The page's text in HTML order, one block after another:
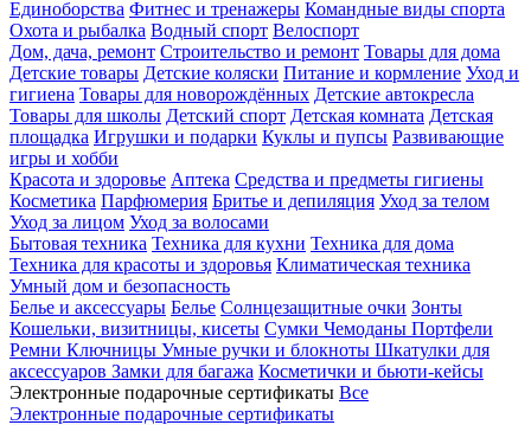
Единоборства Фитнес и тренажеры Командные виды спорта
Охота и рыбалка Водный спорт Велоспорт
Дом, дача, ремонт Строительство и ремонт Товары для дома
Детские товары Детские коляски Питание и кормление Уход и
гигиена Товары для новорождённых Детские автокресла
Товары для школы Детский спорт Детская комната Детская
площадка Игрушки и подарки Куклы и пупсы Развивающие
игры и хобби
Красота и здоровье Аптека Средства и предметы гигиены
Косметика Парфюмерия Бритье и депиляция Уход за телом
Уход за лицом Уход за волосами
Бытовая техника Техника для кухни Техника для дома
Техника для красоты и здоровья Климатическая техника
Умный дом и безопасность
Белье и аксессуары Белье Солнцезащитные очки Зонты
Кошельки, визитницы, кисеты Сумки Чемоданы Портфели
Ремни Ключницы Умные ручки и блокноты Шкатулки для
аксессуаров Замки для багажа Косметички и бьюти-кейсы
Электронные подарочные сертификаты Все
Электронные подарочные сертификаты